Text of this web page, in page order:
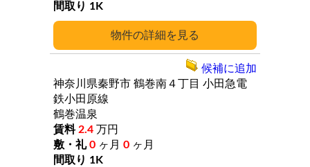
詳細
1K
神奈川県秦野市 鶴巻南４丁目 小田急電
鉄小田原線
鶴巻温泉
2.4 万円
0 ヶ月 0 ヶ月
1K
候補に追加